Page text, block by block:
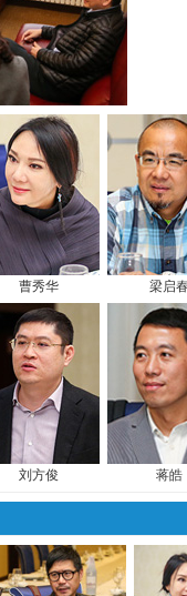
曹秀华 梁启
刘方俊 蒋皓